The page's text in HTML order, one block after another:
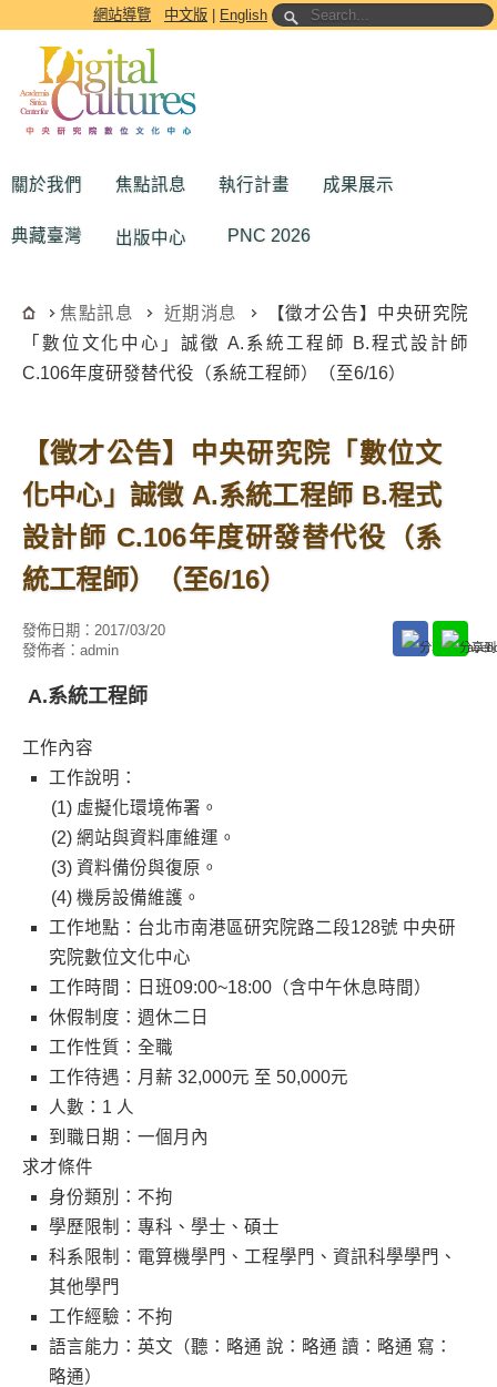
跳到主要內容區塊網站導覽 中文版 English
關於我們 焦點訊息 執行計畫 成果展示
典藏臺灣 出版中心 PNC 2026
焦點訊息 近期消息
【徵才公告】中央研究院
「數位文化中心」誠徵 A.系統工程師 B.程式設計師
C.106年度研發替代役（系統工程師）（至6/16）
【徵才公告】中央研究院「數位文
化中心」誠徵 A.系統工程師 B.程式
設計師 C.106年度研發替代役（系
統工程師）（至6/16）
發佈日期： 2017/03/20
發佈者： admin
A.系統工程師
工作內容
工作說明：
虛擬化環境佈署。
網站與資料庫維運。
資料備份與復原。
機房設備維護。
工作地點：台北市南港區研究院路二段128號 中央研
究院數位文化中心
工作時間：日班09:00~18:00（含中午休息時間）
休假制度：週休二日
工作性質：全職
工作待遇：月薪 32,000元 至 50,000元
人數：1 人
到職日期：一個月內
求才條件
身份類別：不拘
學歷限制：專科、學士、碩士
科系限制：電算機學門、工程學門、資訊科學學門、
其他學門
工作經驗：不拘
語言能力：英文（聽：略通 說：略通 讀：略通 寫：
略通）